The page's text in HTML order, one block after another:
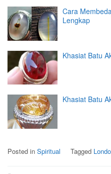
Cara
Lengkap
Khasiat Batu
Khasiat Batu
Posted in Spiritual Tagged